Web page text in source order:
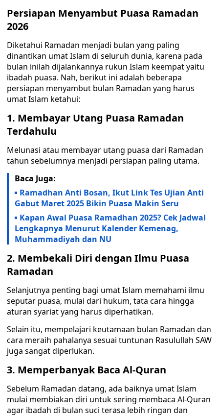
Persiapan Menyambut Puasa Ramadan
2026
Diketahui Ramadan menjadi bulan yang paling
dinantikan umat Islam di seluruh dunia, karena pada
bulan inilah dijalankannya rukun Islam keempat yaitu
ibadah puasa. Nah, berikut ini adalah beberapa
persiapan menyambut bulan Ramadan yang harus
umat Islam ketahui:
1. Membayar Utang Puasa Ramadan
Terdahulu
Melunasi atau membayar utang puasa dari Ramadan
tahun sebelumnya menjadi persiapan paling utama.
Baca Juga:
Ramadhan Anti Bosan, Ikut Link Tes Ujian Anti
Gabut Maret 2025 Bikin Puasa Makin Seru
Kapan Awal Puasa Ramadhan 2025? Cek Jadwal
Lengkapnya Menurut Kalender Kemenag,
Muhammadiyah dan NU
2. Membekali Diri dengan Ilmu Puasa
Ramadan
Selanjutnya penting bagi umat Islam memahami ilmu
seputar puasa, mulai dari hukum, tata cara hingga
aturan syariat yang harus diperhatikan.
Selain itu, mempelajari keutamaan bulan Ramadan dan
cara meraih pahalanya sesuai tuntunan Rasulullah SAW
juga sangat diperlukan.
3. Memperbanyak Baca Al-Quran
Sebelum Ramadan datang, ada baiknya umat Islam
mulai membiakan diri untuk sering membaca Al-Quran
agar ibadah di bulan suci terasa lebih ringan dan